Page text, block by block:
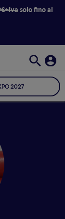
solo fino al
2027